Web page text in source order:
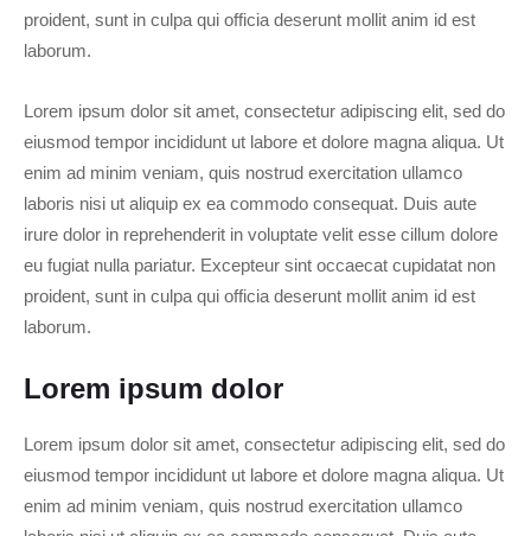
proident, sunt in culpa qui officia deserunt mollit anim id est
laborum.
Lorem ipsum dolor sit amet, consectetur adipiscing elit, sed do
eiusmod tempor incididunt ut labore et dolore magna aliqua. Ut
enim ad minim veniam, quis nostrud exercitation ullamco
laboris nisi ut aliquip ex ea commodo consequat. Duis aute
irure dolor in reprehenderit in voluptate velit esse cillum dolore
eu fugiat nulla pariatur. Excepteur sint occaecat cupidatat non
proident, sunt in culpa qui officia deserunt mollit anim id est
laborum.
Lorem ipsum dolor
Lorem ipsum dolor sit amet, consectetur adipiscing elit, sed do
eiusmod tempor incididunt ut labore et dolore magna aliqua. Ut
enim ad minim veniam, quis nostrud exercitation ullamco